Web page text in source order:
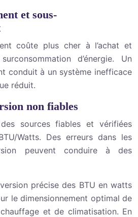
et sous-
coûte plus cher à l’achat et
d’énergie. Un
conduit à un système inefficace
réduit.
non fiables
sources fiables et vérifiées
Watts. Des erreurs dans les
peuvent conduire à des
précise des BTU en watts
le dimensionnement optimal de
et de climatisation. En